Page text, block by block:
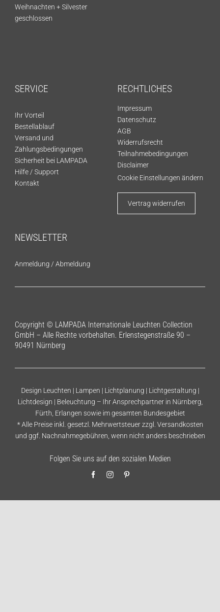
Weihnachten + Silvester
geschlossen
SERVICE
Ihr Vorteil
Bestellablauf
Versand und
Zahlungsbedingungen
Sicherheit bei LAMPADA
Hilfe / Support
Kontakt
RECHTLICHES
Impressum
Datenschutz
AGB
Widerrufsrecht
Teilnahmebedingungen
Disclaimer
Cookie Einstellungen ändern
Vertrag widerrufen
NEWSLETTER
Anmeldung / Abmeldung
Copyright © LAMPADA Internationale Leuchten Collection
GmbH – Alle Rechte vorbehalten. Erlenstegenstraße 90 –
90491 Nürnberg
Design Leuchten | Lampen | Lichtplanung | Lichtgestaltung |
Lichtdesign | Beleuchtung – Ihr Ansprechpartner in Nürnberg,
Fürth, Erlangen sowie im gesamten Bundesgebiet
* Alle Preise inkl. gesetzl. Mehrwertsteuer zzgl. Versandkosten
und ggf. Nachnahmegebühren, wenn nicht anders beschrieben
Folgen Sie uns auf den sozialen Medien